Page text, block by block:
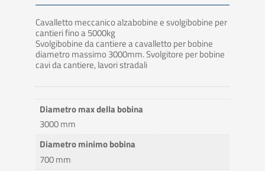
Cavalletto meccanico alzabobine e svolgibobine per
cantieri fino a 5000kg
Svolgibobine da cantiere a cavalletto per bobine
diametro massimo 3000mm. Svolgitore per bobine
cavi da cantiere, lavori stradali
Diametro max della bobina
3000 mm
Diametro minimo bobina
700 mm